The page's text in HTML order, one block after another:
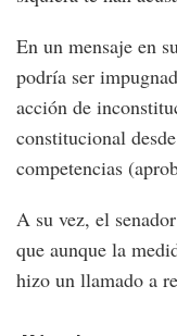
En un mensaje en
podría ser
acción de
constitucional
competencias
A su vez, el
que aunque la
hizo un llamado a